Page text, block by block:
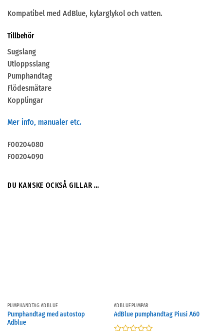
Kompatibel med AdBlue, kylarglykol och vatten.
Tillbehör
Sugslang
Utloppsslang
Pumphandtag
Flödesmätare
Kopplingar
Mer info, manualer etc.
F00204080
F00204090
DU KANSKE OCKSÅ GILLAR …
PUMPHANDTAG ADBLUE
Pumphandtag med autostop
Adblue
ADBLUEPUMPAR
AdBlue pumphandtag Piusi A60